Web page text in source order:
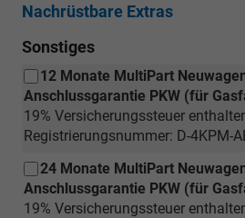
Nachrüstbare Extras
Sonstiges
12 Monate MultiPart
Anschlussgarantie PKW (für
19% Versicherungssteuer
Registrierungsnummer: D-4KPM-
24 Monate MultiPart
Anschlussgarantie PKW (für
19% Versicherungssteuer